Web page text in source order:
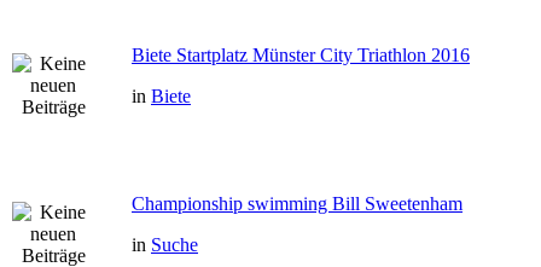
Biete Startplatz Münster City Triathlon 2016
in Biete
Championship swimming Bill Sweetenham
in Suche